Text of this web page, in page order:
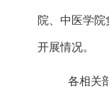
院、中医学
开展情况。
各相关